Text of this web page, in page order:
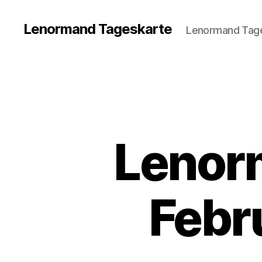
Lenormand Tageskarte Lenormand